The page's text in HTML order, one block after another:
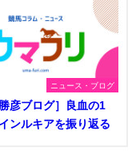
ニュース・ブログ
勝彦ブログ］良血の1
ンルキアを振り返る